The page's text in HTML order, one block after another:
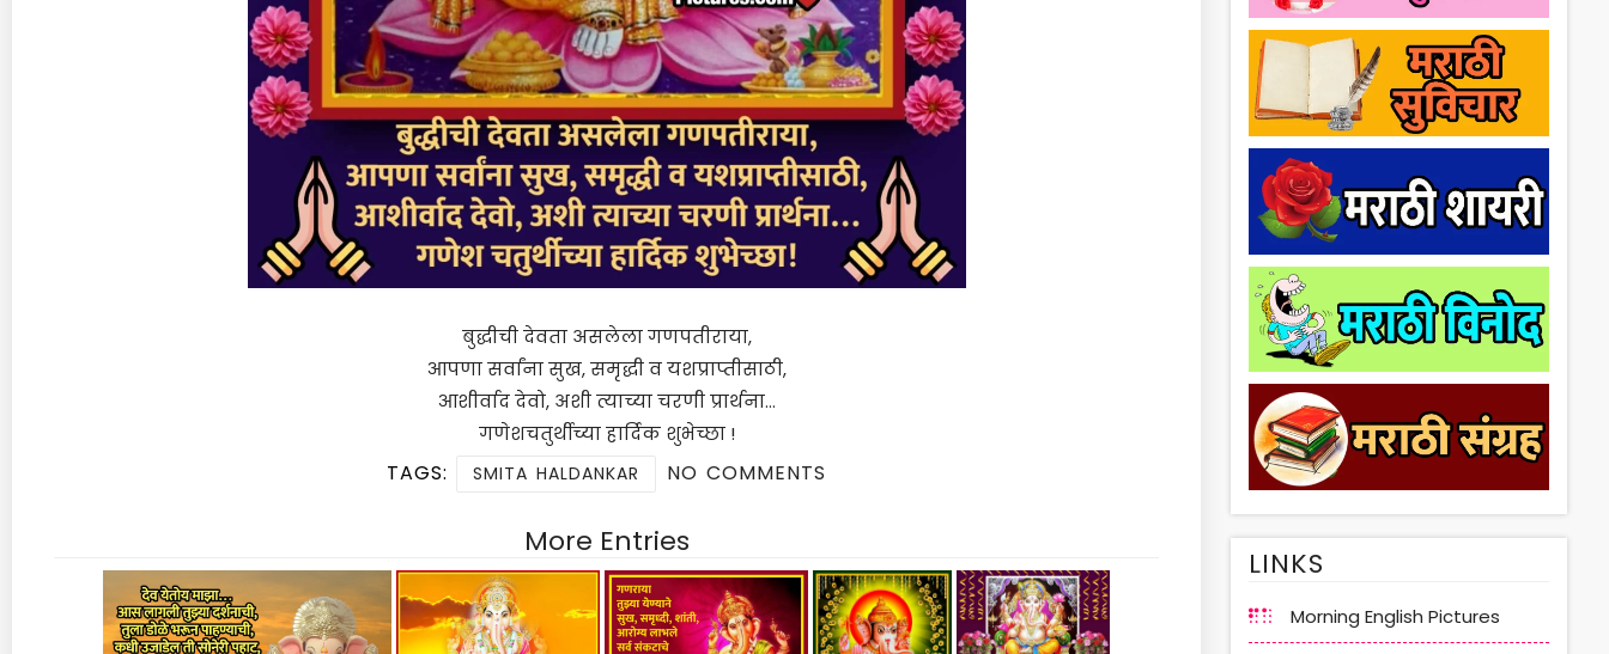
बुद्धीची देवता असलेला गणपतीराया,
आपणा सर्वांना सुख, समृद्धी व यशप्राप्तीसाठी,
आशीर्वाद देवो, अशी त्याच्या चरणी प्रार्थना…
गणेशचतुर्थीच्या हार्दिक शुभेच्छा !
TAGS: SMITA HALDANKAR NO COMMENTS
More Entries
LINKS
Morning English Pictures